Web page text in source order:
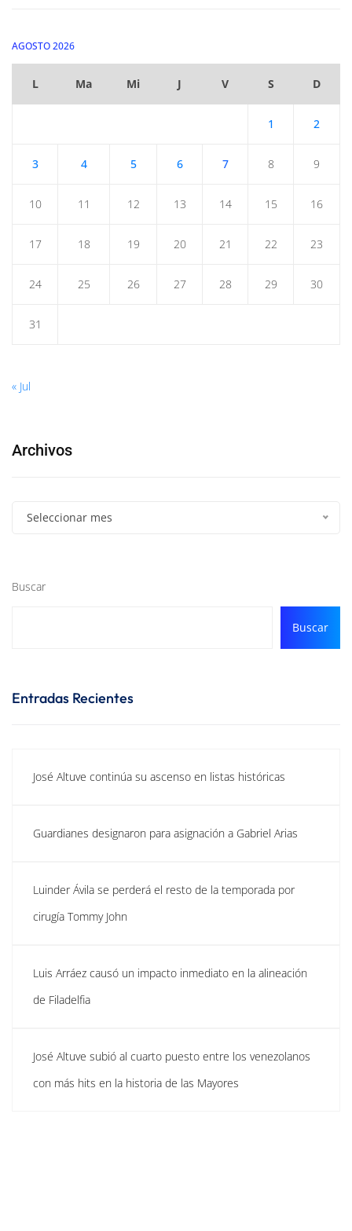
AGOSTO 2026
L Ma Mi J V S D
1 2
3 4 5 6 7 8 9
10 11 12 13 14 15 16
17 18 19 20 21 22 23
24 25 26 27 28 29 30
31
« Jul
Archivos
Seleccionar mes
Buscar
Buscar
Entradas Recientes
José Altuve continúa su ascenso en listas históricas
Guardianes designaron para asignación a Gabriel Arias
Luinder Ávila se perderá el resto de la temporada por
cirugía Tommy John
Luis Arráez causó un impacto inmediato en la alineación
de Filadelfia
José Altuve subió al cuarto puesto entre los venezolanos
con más hits en la historia de las Mayores